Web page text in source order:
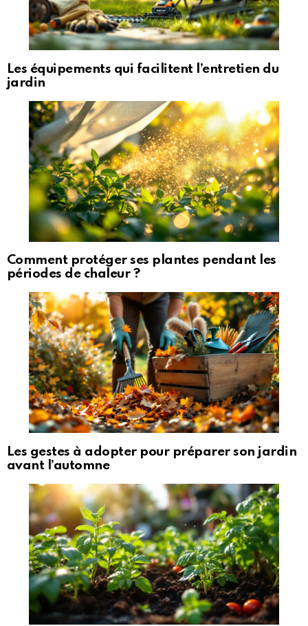
Les équipements qui facilitent l’entretien du
jardin
Comment protéger ses plantes pendant les
périodes de chaleur ?
Les gestes à adopter pour préparer son jardin
avant l’automne